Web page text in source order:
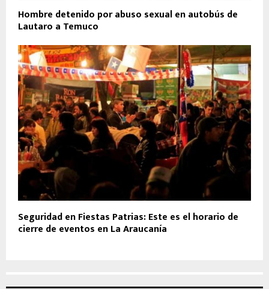
Hombre detenido por abuso sexual en autobús de
Lautaro a Temuco
Seguridad en Fiestas Patrias: Este es el horario de
cierre de eventos en La Araucanía